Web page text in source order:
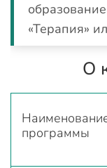
«Терапия»
О
программы